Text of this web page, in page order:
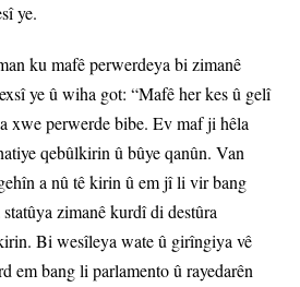
ye.
ku mafê perwerdeya bi zimanê
ye û wiha got: “Mafê her kes û gelî
xwe perwerde bibe. Ev maf ji hêla
qebûlkirin û bûye qanûn. Van
a nû tê kirin û em jî li vir bang
zimanê kurdî di destûra
Bi wesîleya wate û girîngiya vê
em bang li parlamento û rayedarên